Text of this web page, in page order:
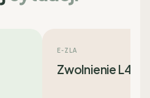
E-ZLA
Zwolnienie L4